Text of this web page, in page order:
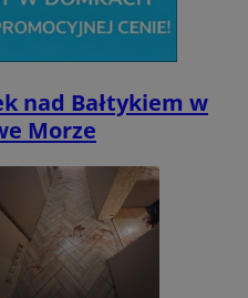
nad Bałtykiem w
Morze